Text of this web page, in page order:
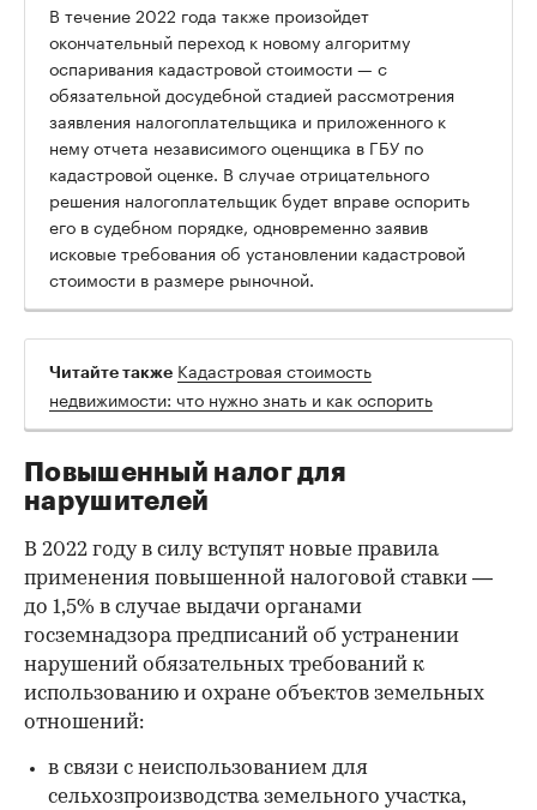
В течение 2022 года также произойдет
окончательный переход к новому алгоритму
оспаривания кадастровой стоимости — с
обязательной досудебной стадией рассмотрения
заявления налогоплательщика и приложенного к
нему отчета независимого оценщика в ГБУ по
кадастровой оценке. В случае отрицательного
решения налогоплательщик будет вправе оспорить
его в судебном порядке, одновременно заявив
исковые требования об установлении кадастровой
стоимости в размере рыночной.
Читайте также Кадастровая стоимость
недвижимости: что нужно знать и как оспорить
Повышенный налог для
нарушителей
В 2022 году в силу вступят новые правила
применения повышенной налоговой ставки —
до 1,5% в случае выдачи органами
госземнадзора предписаний об устранении
нарушений обязательных требований к
использованию и охране объектов земельных
отношений:
в связи с неиспользованием для
сельхозпроизводства земельного участка,